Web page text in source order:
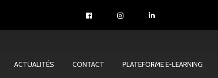
ACTUALITÉS CONTACT PLATEFORME E-LEARNING